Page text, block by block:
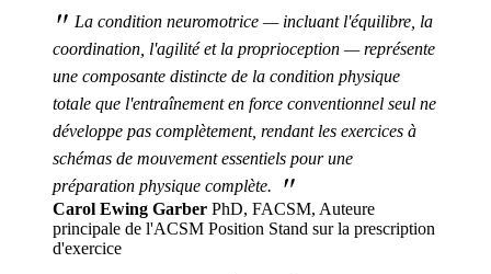
" La condition neuromotrice — incluant l'équilibre, la
coordination, l'agilité et la proprioception — représente
une composante distincte de la condition physique
totale que l'entraînement en force conventionnel seul ne
développe pas complètement, rendant les exercices à
schémas de mouvement essentiels pour une
préparation physique complète.
"
Carol Ewing Garber PhD, FACSM, Auteure
principale de l'ACSM Position Stand sur la prescription
d'exercice